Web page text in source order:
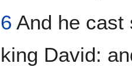
6 And he cast
king David: